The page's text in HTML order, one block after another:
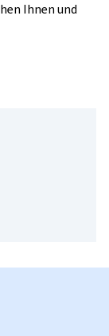
Ihnen und